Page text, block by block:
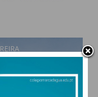
few clouds
65% humidade